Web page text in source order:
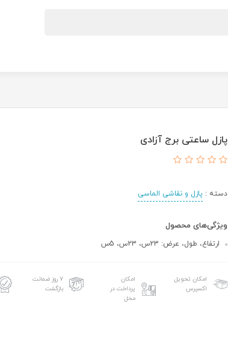
پازل ساعتی برج آزادی
دسته : پازل و نقاشی الماسی
ویژگی‌های محصول
ارتفاع، طول، عرض: 23س، 23س، 5س
امکان تحویل
اکسپرس
امکان
پرداخت در
محل
۷ روز ضمانت
بازگشت